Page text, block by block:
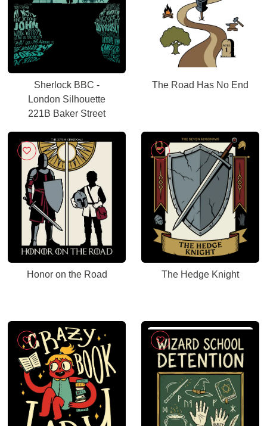
Sherlock BBC -
London Silhouette
221B Baker Street
The Road Has No End
Honor on the Road The Hedge Knight